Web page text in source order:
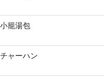
籠湯包
ャーハン